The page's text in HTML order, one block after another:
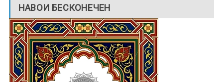
НАВОИ БЕСКОНЕЧЕН